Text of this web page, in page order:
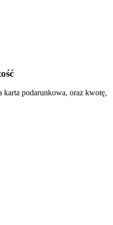
karta podarunkowa, oraz kwotę,